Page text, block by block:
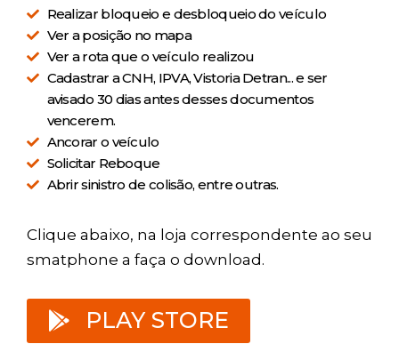
Realizar bloqueio e desbloqueio do veículo
Ver a posição no mapa
Ver a rota que o veículo realizou
Cadastrar a CNH, IPVA, Vistoria Detran... e ser
avisado 30 dias antes desses documentos
vencerem.
Ancorar o veículo
Solicitar Reboque
Abrir sinistro de colisão, entre outras.
Clique abaixo, na loja correspondente ao seu
smatphone a faça o download.
PLAY STORE